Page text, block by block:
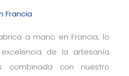
Francia
a mano en Francia, lo
de la artesanía
combinada con nuestro